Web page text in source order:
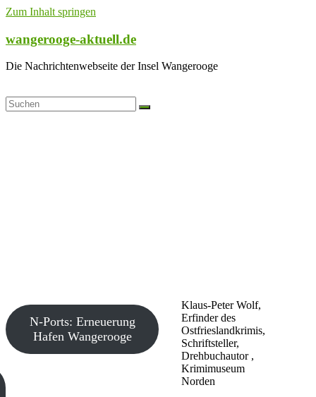
Zum Inhalt springen
wangerooge-aktuell.de
Die Nachrichtenwebseite der Insel Wangerooge
Klaus-Peter Wolf,
Erfinder des
Ostfrieslandkrimis,
Schriftsteller,
Drehbuchautor ,
Krimimuseum
Norden
N-Ports: Erneuerung
Hafen Wangerooge